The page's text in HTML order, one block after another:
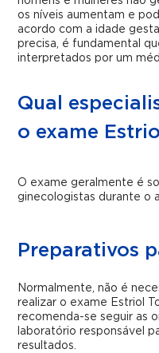
os níveis aumentam e
acordo com a idade
precisa, é fundamental
interpretados por um
Qual
o exame
O exame geralmente é
ginecologistas durante o
Preparativos
Normalmente, não é
realizar o exame Estriol
recomenda-se seguir as
laboratório responsável
resultados.